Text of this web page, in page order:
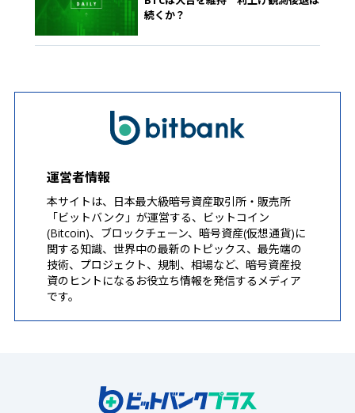
続くか？
運営者情報
本サイトは、日本最大級暗号資産取引所・販売所
「ビットバンク」が運営する、ビットコイン
(Bitcoin)、ブロックチェーン、暗号資産(仮想通貨)に
関する知識、世界中の最新のトピックス、最先端の
技術、プロジェクト、規制、相場など、暗号資産投
資のヒントになるお役立ち情報を発信するメディア
です。